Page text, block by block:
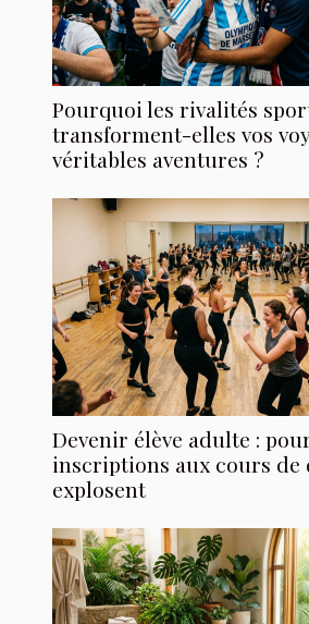
Pourquoi les rivalités
transforment-elles vos
véritables aventures ?
Devenir élève adulte :
inscriptions aux cours de
explosent